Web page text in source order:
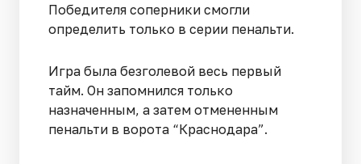
Победителя соперники смогли
определить только в серии пенальти.
Игра была безголевой весь первый
тайм. Он запомнился только
назначенным, а затем отмененным
пенальти в ворота “Краснодара”.